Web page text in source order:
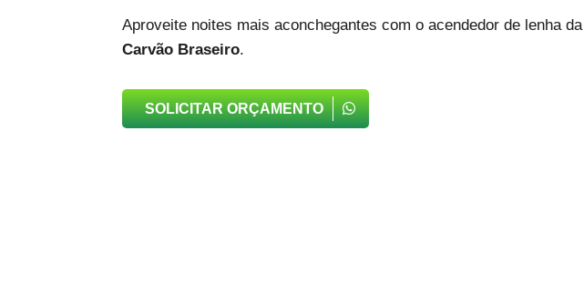
Aproveite noites mais aconchegantes com o acendedor de lenha da
Carvão Braseiro.
SOLICITAR ORÇAMENTO